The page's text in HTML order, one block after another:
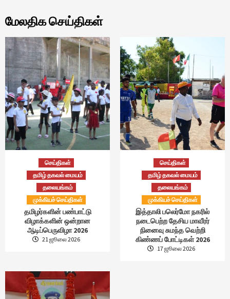
மேலதிக செய்திகள்
செய்திகள்
தமிழ் தகவல் மையம்
தலையங்கம்
முக்கியச் செய்திகள்
தமிழர்களின் பண்பாட்டு
விழாக்களின் ஒன்றான
ஆடிப்பெருவிழா 2026
21 ஜூலை 2026
செய்திகள்
தமிழ் தகவல் மையம்
தலையங்கம்
முக்கியச் செய்திகள்
இத்தாலி பலெர்மோ நகரில்
நடைபெற்ற தேசிய மாவீரர்
நினைவு சுமந்த வெற்றி
கிண்ணப் போட்டிகள் 2026
17 ஜூலை 2026